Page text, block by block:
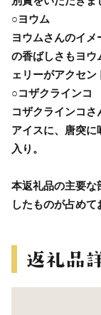
○ヨウム
ヨウムさんのイ
の香ばしさもヨウ
ェリーがアクセン
○コザクラインコ
コザクラインコ
アイスに、唐突
入り。
本返礼品の主要な
したものが占めて